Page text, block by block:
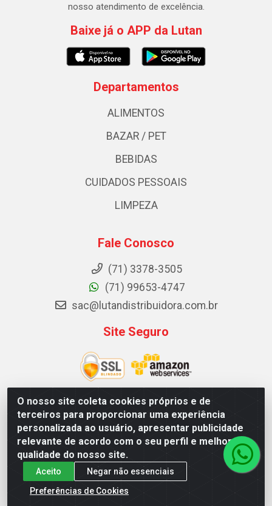
O nosso site coleta cookies próprios e de
terceiros para proporcionar uma experiência
personalizada ao usuário, apresentar publicidade
relevante de acordo com o seu perfil e melhorar a
qualidade do nosso site.
Aceito
Negar não essenciais
Preferências de Cookies
nosso atendimento de excelência.
Baixe já o APP da Lutan
Departamentos
ALIMENTOS
BAZAR / PET
BEBIDAS
CUIDADOS PESSOAIS
LIMPEZA
Fale Conosco
(71) 3378-3505
(71) 99653-4747
sac@lutandistribuidora.com.br
Site Seguro
Lutan Distribuidora - Rua Dr. Gerino Souza Filho, 1525 -
Itinga - Lauro de Freitas / BA - CEP 42700-000 - CNPJ
05.156.713/0001-62